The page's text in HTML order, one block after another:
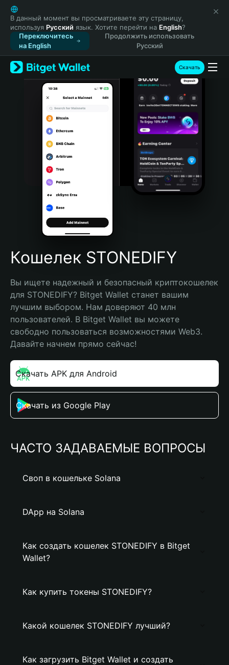
English
日本語
Tiếng Việt
Русский
Español (Latinoamérica)
Türkçe
Italiano
Português (Portugal)
Bahasa Indonesia
Português (Brasil)
Español (Argentina)
В данный момент вы просматриваете эту страницу,
используя Русский язык. Хотите перейти на English?
Переключитесь
на English
Продолжить использовать
Русский
Скачать
Кошелек STONEDIFY
Вы ищете надежный и безопасный криптокошелек
для STONEDIFY? Bitget Wallet станет вашим
лучшим выбором. Нам доверяют 40 млн
пользователей. В Bitget Wallet вы можете
свободно пользоваться возможностями Web3.
Давайте начнем прямо сейчас!
Скачать APK для Android
Скачать из Google Play
ЧАСТО ЗАДАВАЕМЫЕ ВОПРОСЫ
Своп в кошельке Solana
DApp на Solana
Как создать кошелек STONEDIFY в Bitget
Wallet?
Как купить токены STONEDIFY?
Какой кошелек STONEDIFY лучший?
Как загрузить Bitget Wallet и создать